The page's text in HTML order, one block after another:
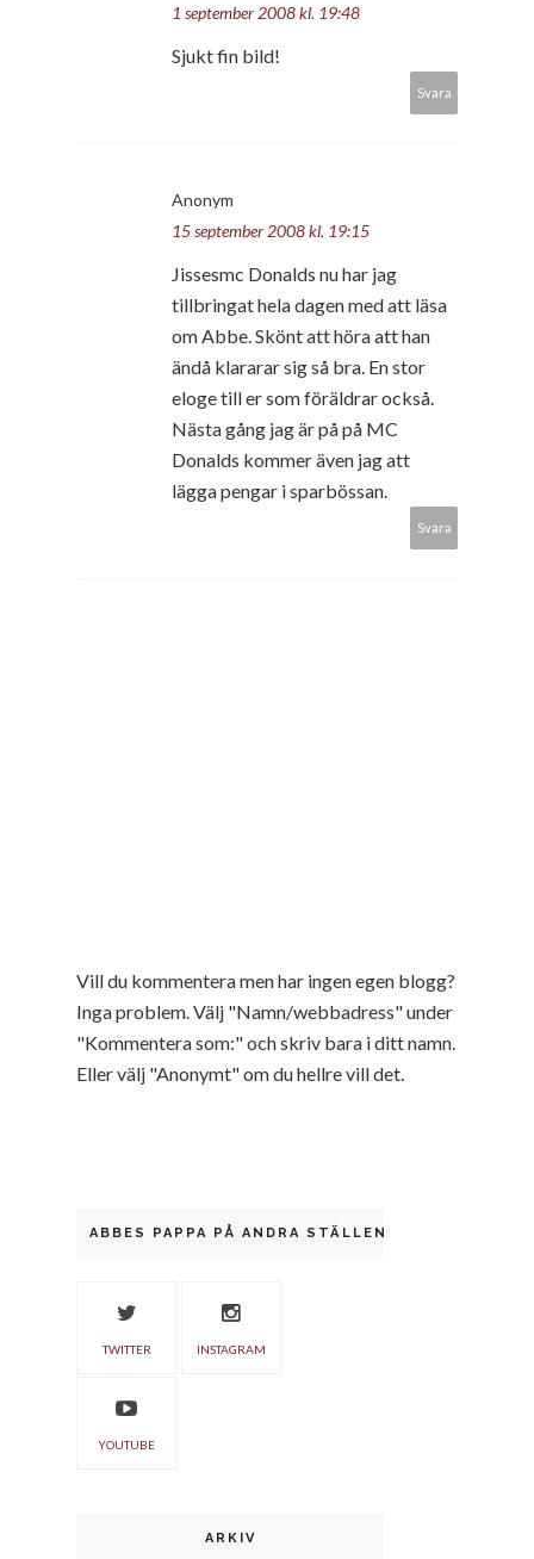
1 september 2008 kl. 19:48
Sjukt fin bild!
Svara
Anonym
15 september 2008 kl. 19:15
Jissesmc Donalds nu har jag
tillbringat hela dagen med att läsa
om Abbe. Skönt att höra att han
ändå klararar sig så bra. En stor
eloge till er som föräldrar också.
Nästa gång jag är på på MC
Donalds kommer även jag att
lägga pengar i sparbössan.
Svara
Vill du kommentera men har ingen egen blogg?
Inga problem. Välj "Namn/webbadress" under
"Kommentera som:" och skriv bara i ditt namn.
Eller välj "Anonymt" om du hellre vill det.
ABBES PAPPA PÅ ANDRA STÄLLEN
TWITTER INSTAGRAM
YOUTUBE
ARKIV